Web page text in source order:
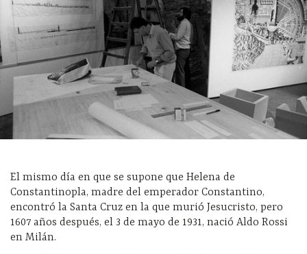
El mismo día en que se supone que Helena de
Constantinopla, madre del emperador Constantino,
encontró la Santa Cruz en la que murió Jesucristo, pero
1607 años después, el 3 de mayo de 1931, nació Aldo Rossi
en Milán.